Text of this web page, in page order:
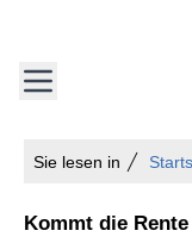
Sie lesen in
Kommt die